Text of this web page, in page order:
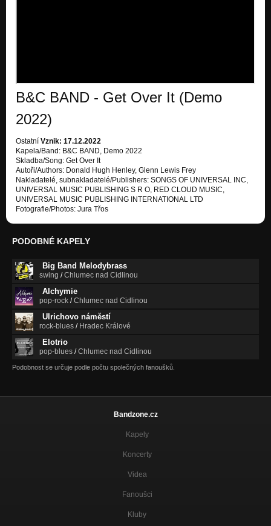
B&C BAND - Get Over It (Demo
2022)
Ostatní Vznik: 17.12.2022
Kapela/Band: B&C BAND, Demo 2022
Skladba/Song: Get Over It
Autoři/Authors: Donald Hugh Henley, Glenn Lewis Frey
Nakladatelé, subnakladatelé/Publishers: SONGS OF UNIVERSAL INC,
UNIVERSAL MUSIC PUBLISHING S R O, RED CLOUD MUSIC,
UNIVERSAL MUSIC PUBLISHING INTERNATIONAL LTD
Fotografie/Photos: Jura Třos
PODOBNÉ KAPELY
Big Band Melodybrass
swing /Chlumec nad Cidlinou
Alchymie
pop-rock /Chlumec nad Cidlinou
Ulrichovo náměstí
rock-blues / Hradec Králové
Elotrio
pop-blues /Chlumec nad Cidlinou
Podobnost se určuje podle počtu společných fanoušků.
Bandzone.cz
Kapely
Koncerty
Videa
Fanoušci
Kluby